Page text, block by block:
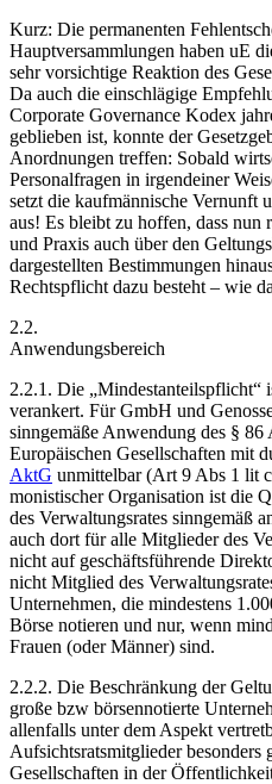
Kurz: Die permanenten
Hauptversammlungen haben uE
sehr vorsichtige Reaktion des
Da auch die einschlägige
Corporate Governance Kodex
geblieben ist, konnte der
Anordnungen treffen: Sobald
Personalfragen in irgendeiner
setzt die kaufmännische Vernunft
aus! Es bleibt zu hoffen, dass nun
und Praxis auch über den
dargestellten Bestimmungen
Rechtspflicht dazu besteht – wie
2.2.
Anwendungsbereich
2.2.1. Die „Mindestanteilspflicht“
verankert. Für GmbH und
sinngemäße Anwendung des § 86
Europäischen Gesellschaften mit
AktG unmittelbar (Art 9 Abs 1 lit
monistischer Organisation ist die
des Verwaltungsrates sinngemäß
auch dort für alle Mitglieder des
nicht auf geschäftsführende
nicht Mitglied des
Unternehmen, die mindestens
Börse notieren und nur, wenn
Frauen (oder Männer) sind.
2.2.2. Die Beschränkung der
große bzw börsennotierte
allenfalls unter dem Aspekt
Aufsichtsratsmitglieder besonders
Gesellschaften in der